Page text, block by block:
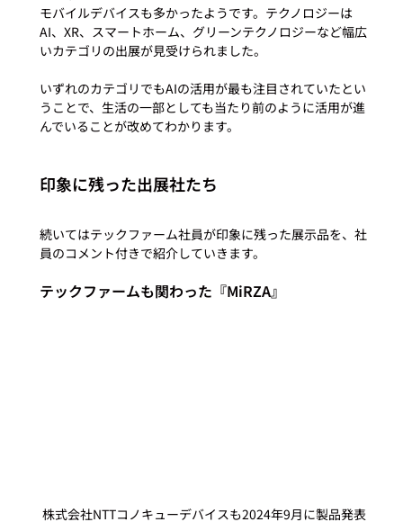
モバイルデバイスも多かったようです。テクノロジーは
AI、XR、スマートホーム、グリーンテクノロジーなど幅広
いカテゴリの出展が見受けられました。
いずれのカテゴリでもAIの活用が最も注目されていたとい
うことで、生活の一部としても当たり前のように活用が進
印象に残った出展社たち
続いてはテックファーム社員が印象に残った展示品を、社
テックファームも関わった『MiRZA』